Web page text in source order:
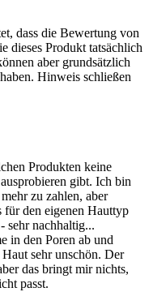
dass die Bewertung von
dieses Produkt tatsächlich
aber grundsätzlich
Hinweis schließen
Produkten keine
gibt. Ich bin
zu zahlen, aber
für den eigenen Hauttyp
sehr nachhaltig...
in den Poren ab und
sehr unschön. Der
das bringt mir nichts,
passt.